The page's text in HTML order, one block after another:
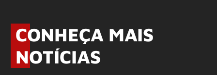
CONHEÇA MAIS
NOTÍCIAS